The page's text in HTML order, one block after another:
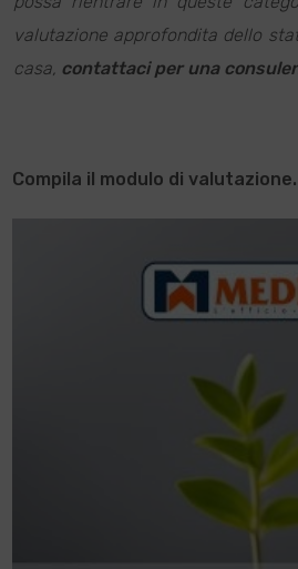
valutazione approfondita dello
casa, contattaci per una
Compila il modulo di valutazione.